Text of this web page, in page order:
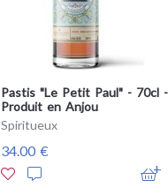
Pastis "Le Petit Paul" - 70cl -
Produit en Anjou
Spiritueux
34.00 €